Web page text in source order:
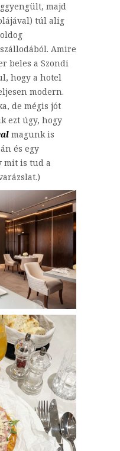
majd
túl alig
Amire
beles a Szondi
hogy a hotel
modern.
de mégis jót
ezt úgy, hogy
magunk is
és egy
mit is tud a